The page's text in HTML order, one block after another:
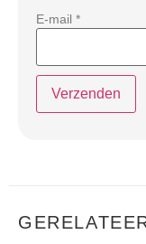
E-mail *